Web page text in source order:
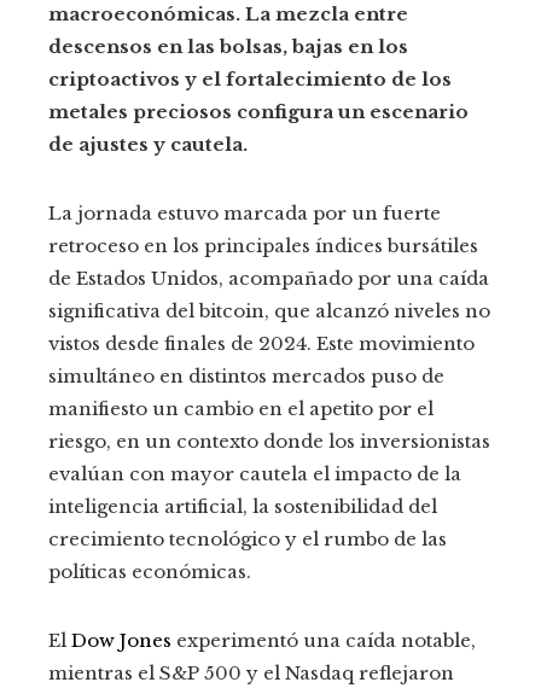
macroeconómicas. La mezcla entre
descensos en las bolsas, bajas en los
criptoactivos y el fortalecimiento de los
metales preciosos configura un escenario
de ajustes y cautela.
La jornada estuvo marcada por un fuerte
retroceso en los principales índices bursátiles
de Estados Unidos, acompañado por una caída
significativa del bitcoin, que alcanzó niveles no
vistos desde finales de 2024. Este movimiento
simultáneo en distintos mercados puso de
manifiesto un cambio en el apetito por el
riesgo, en un contexto donde los inversionistas
evalúan con mayor cautela el impacto de la
inteligencia artificial, la sostenibilidad del
crecimiento tecnológico y el rumbo de las
políticas económicas.
El Dow Jones experimentó una caída notable,
mientras el S&P 500 y el Nasdaq reflejaron